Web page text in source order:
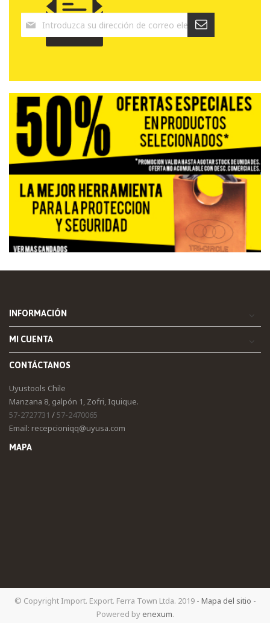
INFORMACIÓN
MI CUENTA
CONTÁCTANOS
Uyustools Chile
Manzana 8, galpón 1, Zofri, Iquique.
57-2727731 /57-2470065
Email: recepcioniqq@uyusa.com
MAPA
© Copyright Import. Export. Ferra Town Ltda. 2019 - Mapa del sitio -
Powered byenexum.